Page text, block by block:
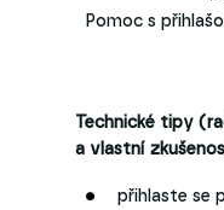
Pomoc s
Technické tipy
a vlastní
přihlaste se